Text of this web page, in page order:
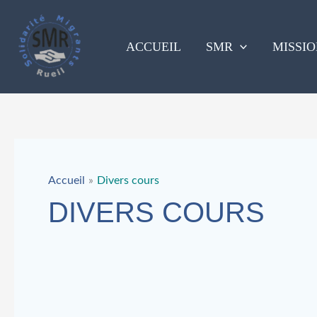
contenu
ACCUEIL SMR
Accueil Divers cours
DIVERS COURS